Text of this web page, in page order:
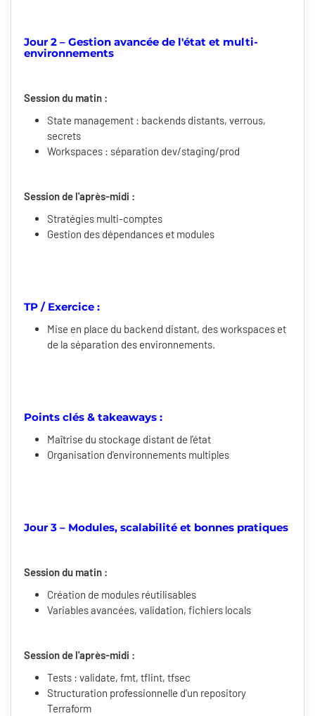
Jour 2 – Gestion avancée de l'état et multi-
environnements
Session du matin :
State management : backends distants, verrous,
secrets
Workspaces : séparation dev/staging/prod
Session de l'après-midi :
Stratégies multi-comptes
Gestion des dépendances et modules
TP / Exercice :
Mise en place du backend distant, des workspaces et
de la séparation des environnements.
Points clés & takeaways :
Maîtrise du stockage distant de l'état
Organisation d'environnements multiples
Jour 3 – Modules, scalabilité et bonnes pratiques
Session du matin :
Création de modules réutilisables
Variables avancées, validation, fichiers locals
Session de l'après-midi :
Tests : validate, fmt, tflint, tfsec
Structuration professionnelle d'un repository
Terraform